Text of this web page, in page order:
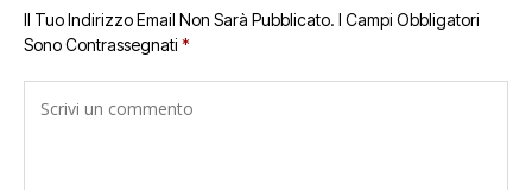
Il Tuo Indirizzo Email Non Sarà Pubblicato. I Campi Obbligatori
Sono Contrassegnati *